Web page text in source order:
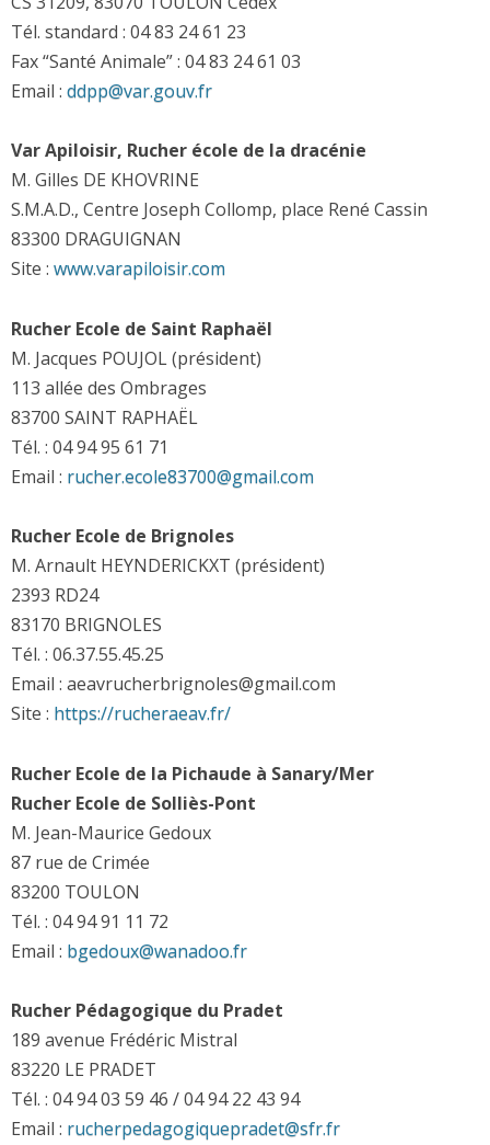
Tél. standard : 04 83 24 61 23
Fax “Santé Animale” : 04 83 24 61 03
Email : ddpp@var.gouv.fr
Var Apiloisir, Rucher école de la dracénie
M. Gilles DE KHOVRINE
S.M.A.D., Centre Joseph Collomp, place René Cassin
83300 DRAGUIGNAN
Site : www.varapiloisir.com
Rucher Ecole de Saint Raphaël
M. Jacques POUJOL (président)
113 allée des Ombrages
83700 SAINT RAPHAËL
Tél. : 04 94 95 61 71
Email : rucher.ecole83700@gmail.com
Rucher Ecole de Brignoles
M. Arnault HEYNDERICKXT (président)
2393 RD24
83170 BRIGNOLES
Tél. : 06.37.55.45.25
Email : aeavrucherbrignoles@gmail.com
Site : https://rucheraeav.fr/
Rucher Ecole de la Pichaude à Sanary/Mer
Rucher Ecole de Solliès-Pont
M. Jean-Maurice Gedoux
87 rue de Crimée
83200 TOULON
Tél. : 04 94 91 11 72
Email : bgedoux@wanadoo.fr
Rucher Pédagogique du Pradet
189 avenue Frédéric Mistral
83220 LE PRADET
Tél. : 04 94 03 59 46 / 04 94 22 43 94
Email : rucherpedagogiquepradet@sfr.fr